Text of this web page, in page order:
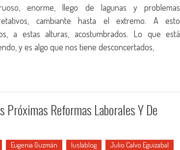
enorme, llego de lagunas y problemas
cambiante hasta el extremo. A esto
a estas alturas, acostumbrados. Lo que está
y es algo que nos tiene desconcertados,
Reformas Laborales Y De
Eugenia Guzmán Iuslablog
Julio Calvo Eguizabal